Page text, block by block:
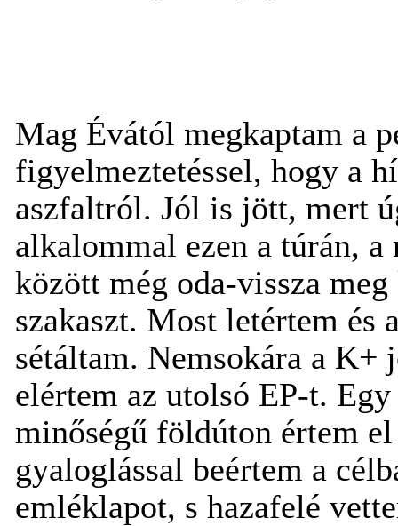
Mag Évától megkaptam a
figyelmeztetéssel, hogy a
aszfaltról. Jól is jött, mert
alkalommal ezen a túrán,
között még oda-vissza
szakaszt. Most letértem és
sétáltam. Nemsokára a K+
elértem az utolsó EP-t.
minőségű földúton értem
gyaloglással beértem a
emléklapot, s hazafelé